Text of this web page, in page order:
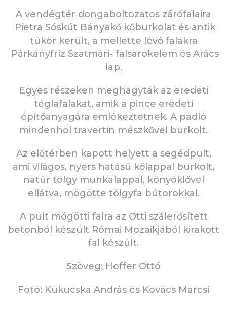
A vendégtér dongaboltozatos zárófalaira
Pietra Sóskút Bányakő kőburkolat és antik
tükör került, a mellette lévő falakra
Párkányfríz Szatmári- falsarokelem és Arács
lap.
Egyes részeken meghagyták az eredeti
téglafalakat, amik a pince eredeti
építőanyagára emlékeztetnek. A padló
mindenhol travertin mészkővel burkolt.
Az előtérben kapott helyett a segédpult,
ami világos, nyers hatású kőlappal burkolt,
natúr tölgy munkalappal, könyöklővel
ellátva, mögötte tölgyfa bútorokkal.
A pult mögötti falra az Otti szálerősített
betonból készült Római Mozaikjából kirakott
fal készült.
Szöveg: Hoffer Ottó
Fotó: Kukucska András és Kovács Marcsi